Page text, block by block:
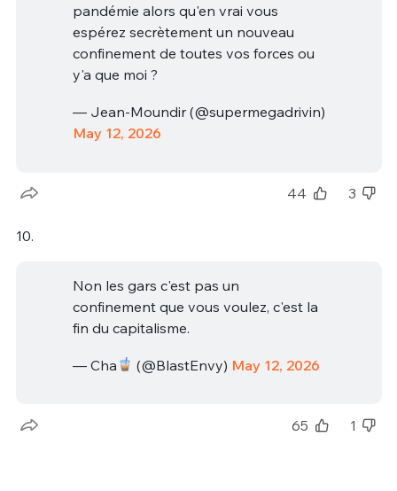
pandémie alors qu'en vrai vous
espérez secrètement un nouveau
confinement de toutes vos forces ou
y'a que moi ?
— Jean-Moundir (@supermegadrivin)
May 12, 2026
44 3
10.
Non les gars c'est pas un
confinement que vous voulez, c'est la
fin du capitalisme.
— Cha (@BlastEnvy) May 12, 2026
65 1